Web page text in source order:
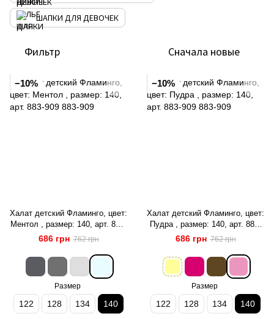
ШАПКИ ДЛЯ ДЕВОЧЕК
Фильтр Сначала новые
−10%
Халат детский Фламинго, цвет:
Ментол , размер: 140, арт. 883-
909
686 грн 762 грн
Размер
122 128 134 140
−10%
Халат детский Фламинго, цвет:
Пудра , размер: 140, арт. 883-
909
686 грн 762 грн
Размер
122 128 134 140